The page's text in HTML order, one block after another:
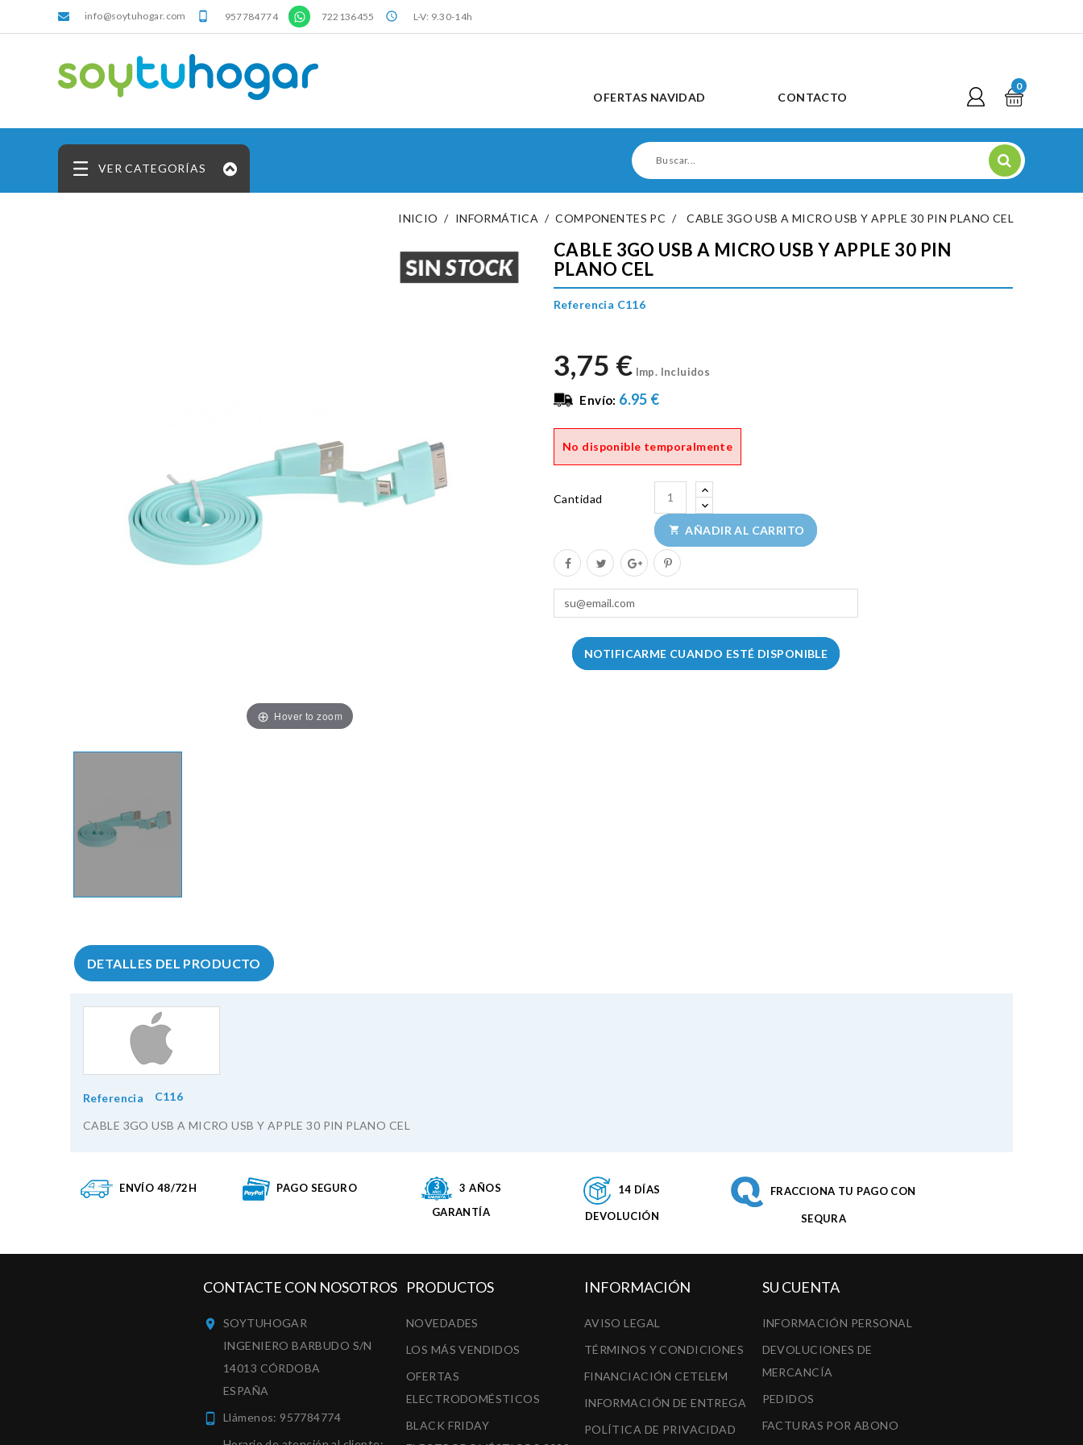
info@soytuhogar.com  957784774 ' 722136455 query_builder L-V: 9.30-14h
OFERTAS NAVIDAD CONTACTO
0
VER CATEGORÍAS
INICIO INFORMÁTICA COMPONENTES PC CABLE 3GO USB A MICRO USB Y APPLE 30 PIN PLANO CEL
Hover to zoom
CABLE 3GO USB A MICRO USB Y APPLE 30 PIN
PLANO CEL
Referencia C116
3,75 € Imp. Incluidos
Envío: 6.95 €
No disponible temporalmente
Cantidad
 AÑADIR AL CARRITO
NOTIFICARME CUANDO ESTÉ DISPONIBLE
DETALLES DEL PRODUCTO
Referencia C116
CABLE 3GO USB A MICRO USB Y APPLE 30 PIN PLANO CEL
ENVÍO 48/72H PAGO SEGURO
3 AÑOS
GARANTÍA
14 DÍAS
DEVOLUCIÓN
FRACCIONA TU PAGO CON
SEQURA
CONTACTE CON NOSOTROS
 SOYTUHOGAR
INGENIERO BARBUDO S/N
14013 CÓRDOBA
ESPAÑA
 Llámenos: 957784774
PRODUCTOS
NOVEDADES
LOS MÁS VENDIDOS
OFERTAS
ELECTRODOMÉSTICOS
BLACK FRIDAY
INFORMACIÓN
AVISO LEGAL
TÉRMINOS Y CONDICIONES
FINANCIACIÓN CETELEM
INFORMACIÓN DE ENTREGA
POLÍTICA DE PRIVACIDAD
SU CUENTA
INFORMACIÓN PERSONAL
DEVOLUCIONES DE
MERCANCÍA
PEDIDOS
FACTURAS POR ABONO